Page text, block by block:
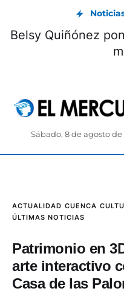
Belsy Quiñónez
Sábado, 8 de agosto de
ACTUALIDAD CUENCA
ÚLTIMAS NOTICIAS
Patrimonio en
arte interactivo
Casa de las